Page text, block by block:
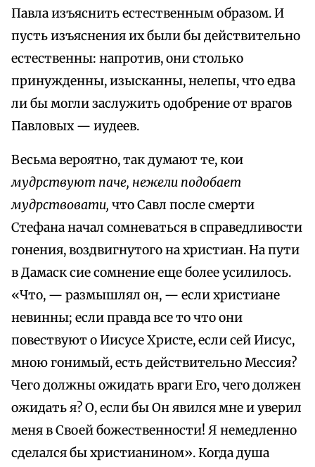
Павла изъяснить естественным образом. И
пусть изъяснения их были бы действительно
естественны: напротив, они столько
принужденны, изысканны, нелепы, что едва
ли бы могли заслужить одобрение от врагов
Павловых — иудеев.
Весьма вероятно, так думают те, кои
мудрствуют паче, нежели подобает
мудрствовати, что Савл после смерти
Стефана начал сомневаться в справедливости
гонения, воздвигнутого на христиан. На пути
в Дамаск сие сомнение еще более усилилось.
«Что, — размышлял он, — если христиане
невинны; если правда все то что они
повествуют о Иисусе Христе, если сей Иисус,
мною гонимый, есть действительно Мессия?
Чего должны ожидать враги Его, чего должен
ожидать я? О, если бы Он явился мне и уверил
меня в Своей божественности! Я немедленно
сделался бы христианином». Когда душа